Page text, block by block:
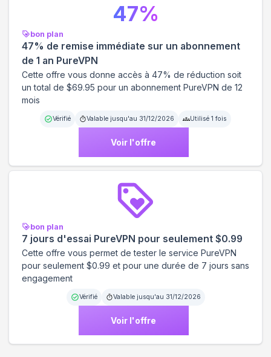
bon plan
47% de remise immédiate sur un abonnement
de 1 an PureVPN
Cette offre vous donne accès à 47% de réduction soit
un total de $69.95 pour un abonnement PureVPN de 12
mois
Vérifié Valable jusqu'au 31/12/2026 Utilisé 1 fois
Voir l'offre
47%
bon plan
7 jours d'essai PureVPN pour seulement $0.99
Cette offre vous permet de tester le service PureVPN
pour seulement $0.99 et pour une durée de 7 jours sans
engagement
Vérifié Valable jusqu'au 31/12/2026
Voir l'offre